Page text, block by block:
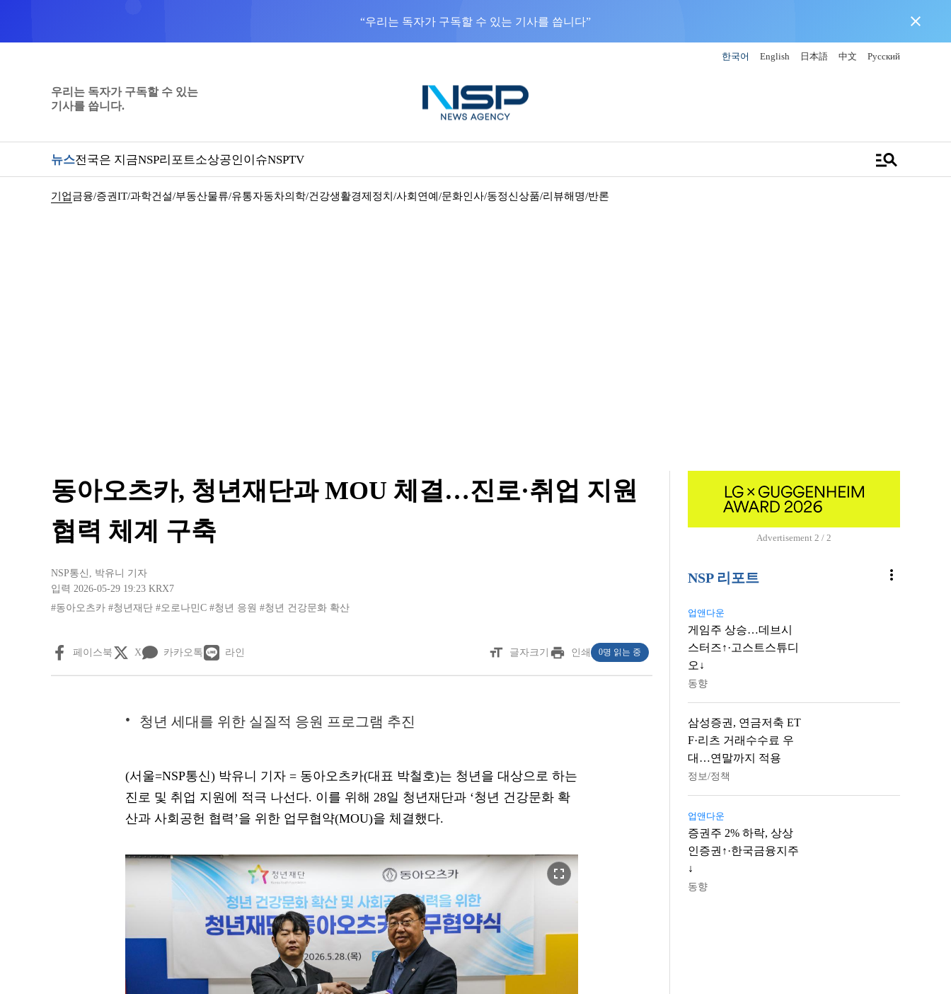
NSP통신을 구글 선호 매체로 추가 바로가기 close
한국어 English 日本語 中文 Русский
우리는 독자가 구독할 수 있는
기사를 씁니다.
뉴스전국은 지금NSP리포트소상공인이슈NSPTV manage_search
기업금융/증권IT/과학건설/부동산물류/유통자동차의학/건강생활경제 정치/사회 연예/문화인사/동정신상품/리뷰해명/반론
동아오츠카, 청년재단과 MOU 체결…진로·취업 지원
협력 체계 구축
NSP통신 , 박유니 기자
입력 2026-05-29 19:23 KRX7
#동아오츠카 #청년재단 #오로나민C #청년 응원 #청년 건강문화 확산
페이스북 X 카카오톡 라인 format_size 글자크기 print 인쇄 0명 읽는 중
청년 세대를 위한 실질적 응원 프로그램 추진
(서울=NSP통신) 박유니 기자 = 동아오츠카(대표 박철호)는 청년을 대상으로 하는
진로 및 취업 지원에 적극 나선다. 이를 위해 28일 청년재단과 ‘청년 건강문화 확
산과 사회공헌 협력’을 위한 업무협약(MOU)을 체결했다.
fullscreen
Advertisement 1 / 2
NSP 리포트 more_vert
업앤다운
게임주 상승…데브시
스터즈↑·고스트스튜디
오↓
동향
삼성증권, 연금저축 ET
F·리츠 거래수수료 우
대…연말까지 적용
정보/정책
업앤다운
증권주 2% 하락, 상상
인증권↑·한국금융지주
↓
동향